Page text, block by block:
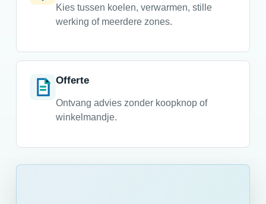
Kies tussen koelen, verwarmen, stille
werking of meerdere zones.
Offerte
Ontvang advies zonder koopknop of
winkelmandje.